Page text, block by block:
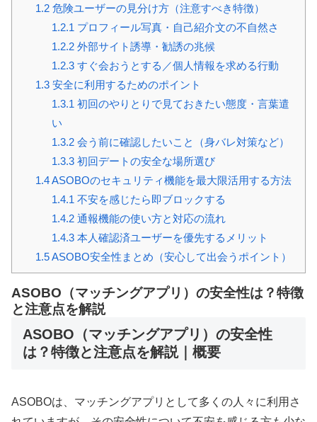
1.2危険ユーザーの見分け方（注意すべき特徴）
1.2.1 プロフィール写真・自己紹介文の不自然さ
1.2.2外部サイト誘導・勧誘の兆候
1.2.3すぐ会おうとする／個人情報を求める行動
1.3安全に利用するためのポイント
1.3.1 初回のやりとりで見ておきたい態度・言葉遣
い
1.3.2会う前に確認したいこと（身バレ対策など）
1.3.3初回デートの安全な場所選び
1.4ASOBOのセキュリティ機能を最大限活用する方法
1.4.1 不安を感じたら即ブロックする
1.4.2通報機能の使い方と対応の流れ
1.4.3本人確認済ユーザーを優先するメリット
1.5ASOBO安全性まとめ（安心して出会うポイント）
ASOBO（マッチングアプリ）の安全性は？特徴
と注意点を解説
ASOBO（マッチングアプリ）の安全性
は？特徴と注意点を解説｜概要
ASOBOは、マッチングアプリとして多くの人々に利用さ